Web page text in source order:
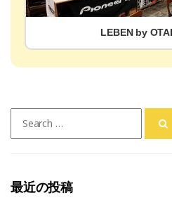
LEBEN by
for:
最近の投稿